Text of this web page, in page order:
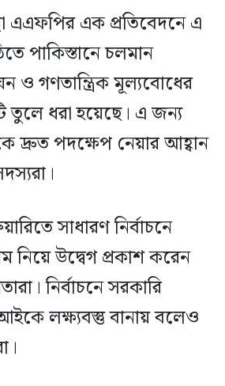
এএফপির এক প্রতিবেদনে এ
পাকিস্তানে চলমান
ও গণতান্ত্রিক মূল্যবোধের
তুলে ধরা হয়েছে। এ জন্য
দ্রুত পদক্ষেপ নেয়ার আহ্বান
সাধারণ নির্বাচনে
নিয়ে উদ্বেগ প্রকাশ করেন
নির্বাচনে সরকারি
লক্ষ্যবস্তু বানায় বলেও